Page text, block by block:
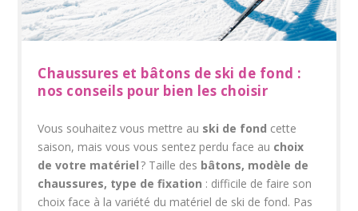
Chaussures et bâtons de ski de fond :
nos conseils pour bien les choisir
Vous souhaitez vous mettre au ski de fond cette
saison, mais vous vous sentez perdu face au choix
de votre matériel? Taille des bâtons, modèle de
chaussures, type de fixation : difficile de faire son
choix face à la variété du matériel de ski de fond. Pas